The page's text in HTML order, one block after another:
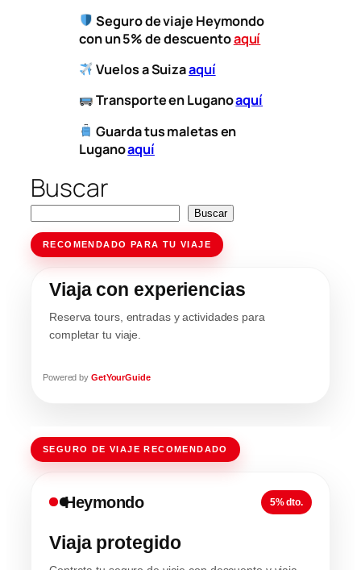
Seguro de viaje Heymondo
con un 5% de descuentoaquí
Vuelos aSuizaaquí
​Transporteen Luganoaquí
Guarda tus maletas en
Luganoaquí
Buscar
Buscar
RECOMENDADO PARA TU VIAJE
Viaja con experiencias
Reserva tours, entradas y actividades para
completar tu viaje.
Powered by GetYourGuide
SEGURO DE VIAJE RECOMENDADO
Heymondo 5% dto.
Viaja protegido